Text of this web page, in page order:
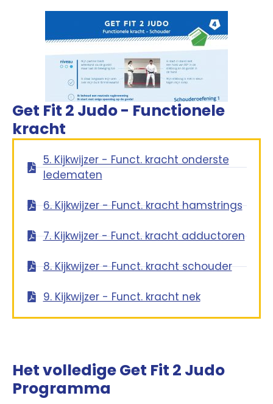
Get Fit 2 Judo - Functionele
kracht
5. Kijkwijzer - Funct. kracht onderste
ledematen
6. Kijkwijzer - Funct. kracht hamstrings
7. Kijkwijzer - Funct. kracht adductoren
8. Kijkwijzer - Funct. kracht schouder
9. Kijkwijzer - Funct. kracht nek
Het volledige Get Fit 2 Judo
Programma